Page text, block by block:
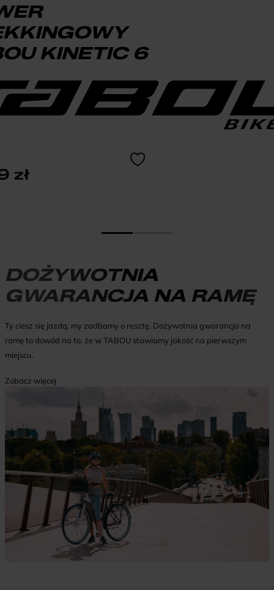
KINETIC 6
zł
DOŻYWOTNIA
GWARANCJA NA RAMĘ
Ty ciesz się jazdą, my zadbamy o resztę. Dożywotnia gwarancja na
ramę to dowód na to, że w TABOU stawiamy jakość na pierwszym
miejscu.
Zobacz więcej